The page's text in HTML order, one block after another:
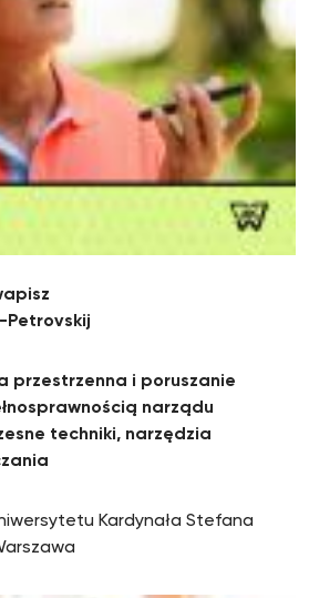
Petrovskij
przestrzenna i poruszanie
narządu
techniki, narzędzia
Kardynała Stefana